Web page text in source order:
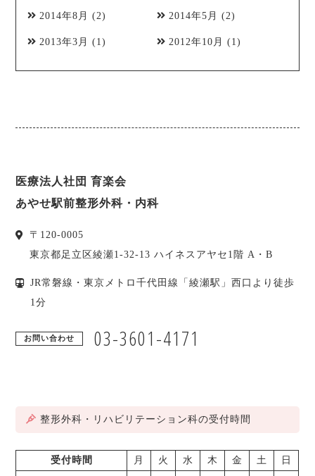
2014年8月 (2) 2014年5月 (2)
2013年3月 (1) 2012年10月 (1)
医療法人社団 育楽会
あやせ駅前整形外科・内科
〒 120-0005
東京都足立区綾瀬1-32-13 ハイネスアヤセ1階 A・B
JR常磐線・東京メトロ千代田線「綾瀬駅」西口より徒歩
1分
お問い合わせ 03-3601-4171
整形外科・リハビリテーション科の受付時間
受付時間 月 火 水 木 金 土 日